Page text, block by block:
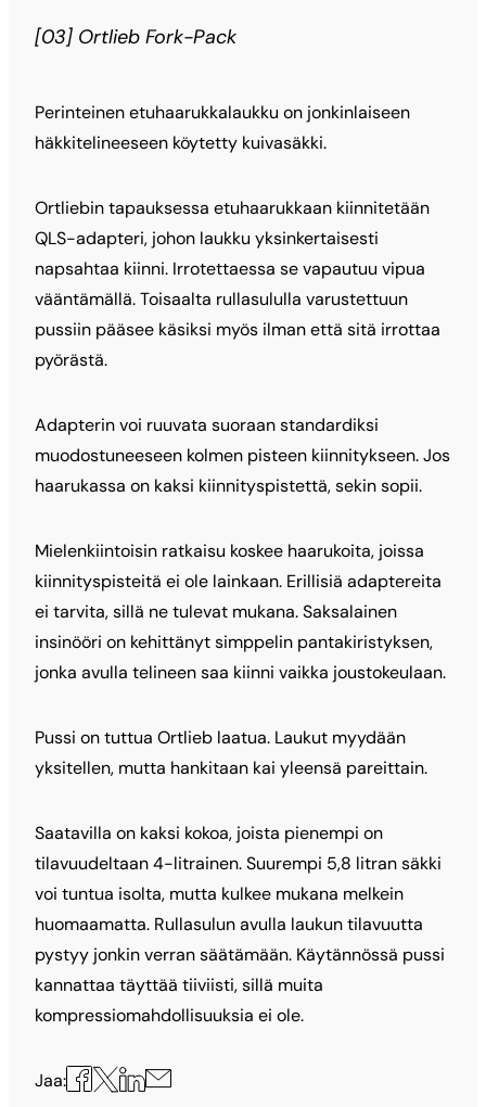
[03] Ortlieb Fork-Pack
Perinteinen etuhaarukkalaukku on jonkinlaiseen
häkkitelineeseen köytetty kuivasäkki.
Ortliebin tapauksessa etuhaarukkaan kiinnitetään
QLS-adapteri, johon laukku yksinkertaisesti
napsahtaa kiinni. Irrotettaessa se vapautuu vipua
vääntämällä. Toisaalta rullasululla varustettuun
pussiin pääsee käsiksi myös ilman että sitä irrottaa
pyörästä.
Adapterin voi ruuvata suoraan standardiksi
muodostuneeseen kolmen pisteen kiinnitykseen. Jos
haarukassa on kaksi kiinnityspistettä, sekin sopii.
Mielenkiintoisin ratkaisu koskee haarukoita, joissa
kiinnityspisteitä ei ole lainkaan. Erillisiä adaptereita
ei tarvita, sillä ne tulevat mukana. Saksalainen
insinööri on kehittänyt simppelin pantakiristyksen,
jonka avulla telineen saa kiinni vaikka joustokeulaan.
Pussi on tuttua Ortlieb laatua. Laukut myydään
yksitellen, mutta hankitaan kai yleensä pareittain.
Saatavilla on kaksi kokoa, joista pienempi on
tilavuudeltaan 4-litrainen. Suurempi 5,8 litran säkki
voi tuntua isolta, mutta kulkee mukana melkein
huomaamatta. Rullasulun avulla laukun tilavuutta
pystyy jonkin verran säätämään. Käytännössä pussi
kannattaa täyttää tiiviisti, sillä muita
kompressiomahdollisuuksia ei ole.
Jaa: Jaa
Facebookissa
Jaa
X:ssä
Jaa
LinkedInissä
Jaa
sähköpostilla